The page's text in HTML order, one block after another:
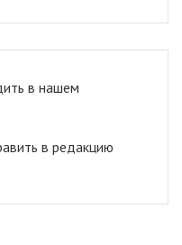
в нашем
в редакцию